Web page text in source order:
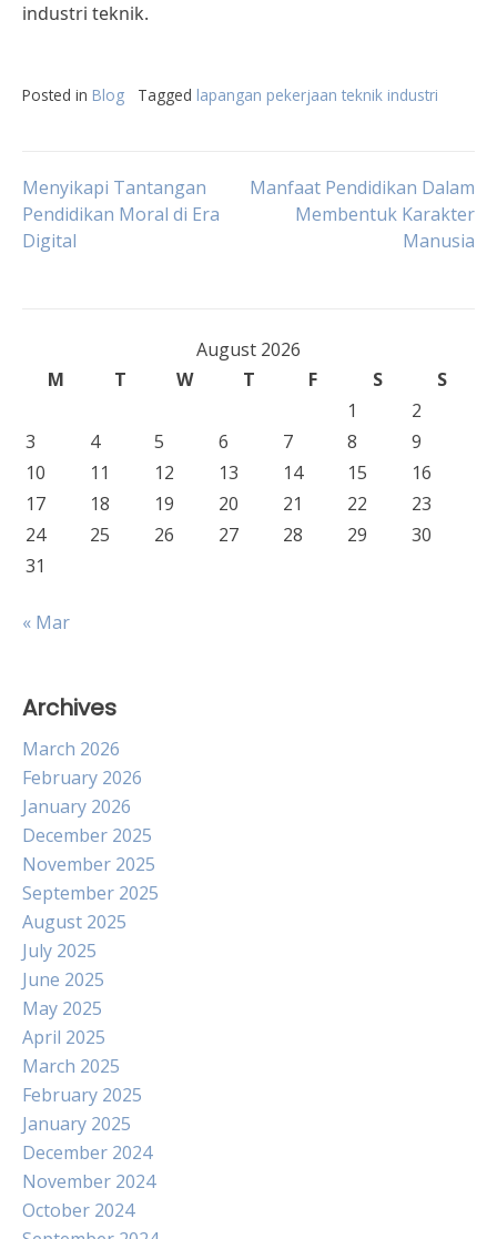
industri teknik.
Posted in Blog Tagged lapangan pekerjaan teknik industri
Post
navigation
Menyikapi Tantangan
Pendidikan Moral di Era
Digital
Manfaat Pendidikan Dalam
Membentuk Karakter
Manusia
August 2026
M
T W T F S
S
1
2
3
4 5 6 7 8
9
10
11 12 13 14 15
16
17
18 19 20 21 22
23
24
25 26 27 28 29
30
31
« Mar
Archives
March 2026
February 2026
January 2026
December 2025
November 2025
September 2025
August 2025
July 2025
June 2025
May 2025
April 2025
March 2025
February 2025
January 2025
December 2024
November 2024
October 2024